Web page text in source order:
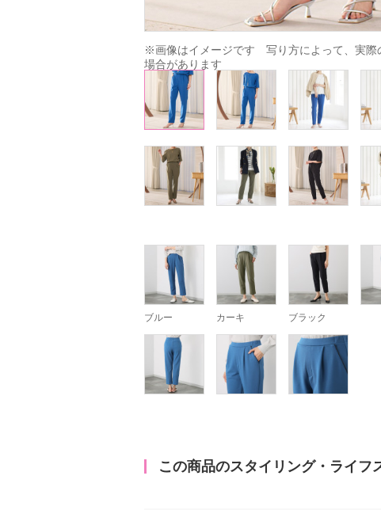
※画像はイメージです　写り方によって、実際
場合があります
ブルー カーキ ブラック
この商品のスタイリング・ライフ